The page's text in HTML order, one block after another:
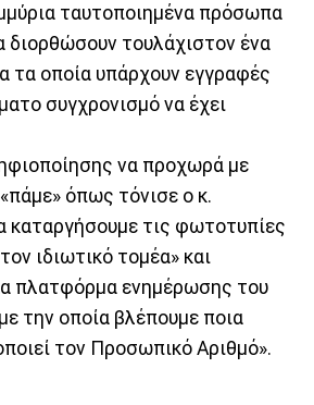
ταυτοποιημένα πρόσωπα
διορθώσουν τουλάχιστον ένα
τα οποία υπάρχουν εγγραφές
συγχρονισμό να έχει
να προχωρά με
όπως τόνισε ο κ.
καταργήσουμε τις φωτοτυπίες
ιδιωτικό τομέα» και
πλατφόρμα ενημέρωσης του
την οποία βλέπουμε ποια
τον Προσωπικό Αριθμό».